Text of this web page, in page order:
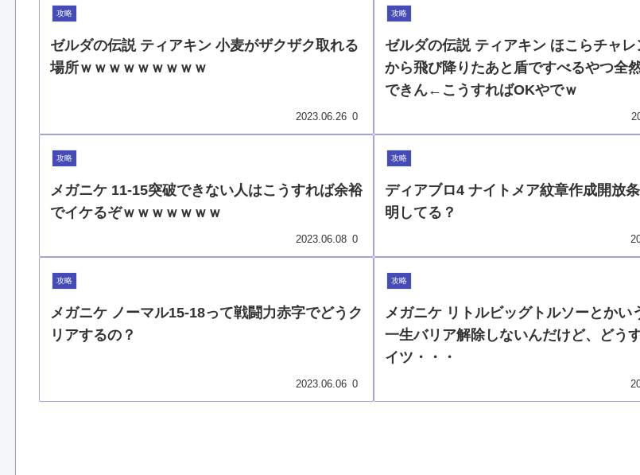
攻略
ゼルダの伝説 ティアキン 小麦がザクザク取れる
場所ｗｗｗｗｗｗｗｗｗ
2023.06.26 0
攻略
ゼルダの伝説 ティアキン ほこらチャレ
から飛び降りたあと盾ですべるやつ全
できん←こうすればOKやでｗ
攻略
メガニケ 11-15突破できない人はこうすれば余裕
でイケるぞｗｗｗｗｗｗｗ
2023.06.08 0
攻略
ディアブロ4 ナイトメア紋章作成開放
明してる？
攻略
メガニケ ノーマル15-18って戦闘力赤字でどうク
リアするの？
2023.06.06 0
攻略
メガニケ リトルビッグトルソーとかい
一生バリア解除しないんだけど、どう
イツ・・・